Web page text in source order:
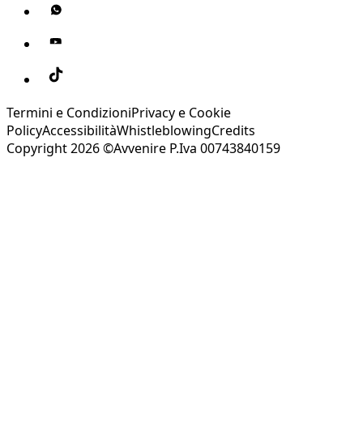
Termini e CondizioniPrivacy e Cookie
PolicyAccessibilitàWhistleblowingCredits
Copyright 2026 ©Avvenire P.Iva 00743840159